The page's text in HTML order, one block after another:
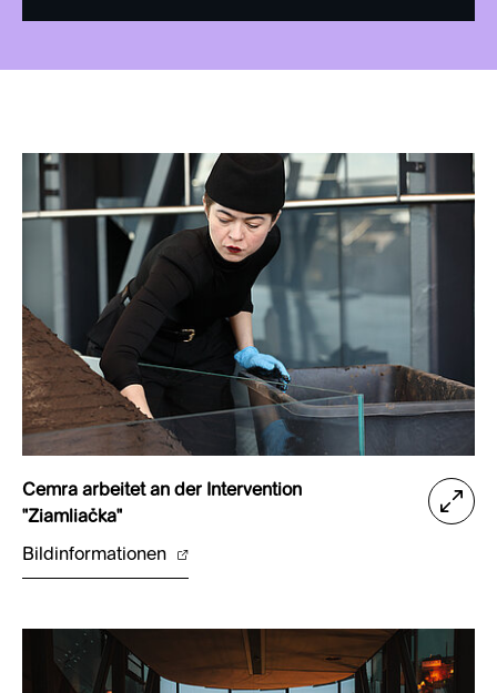
Cemra arbeitet an der Intervention
"Ziamliačka"
Bildinformationen